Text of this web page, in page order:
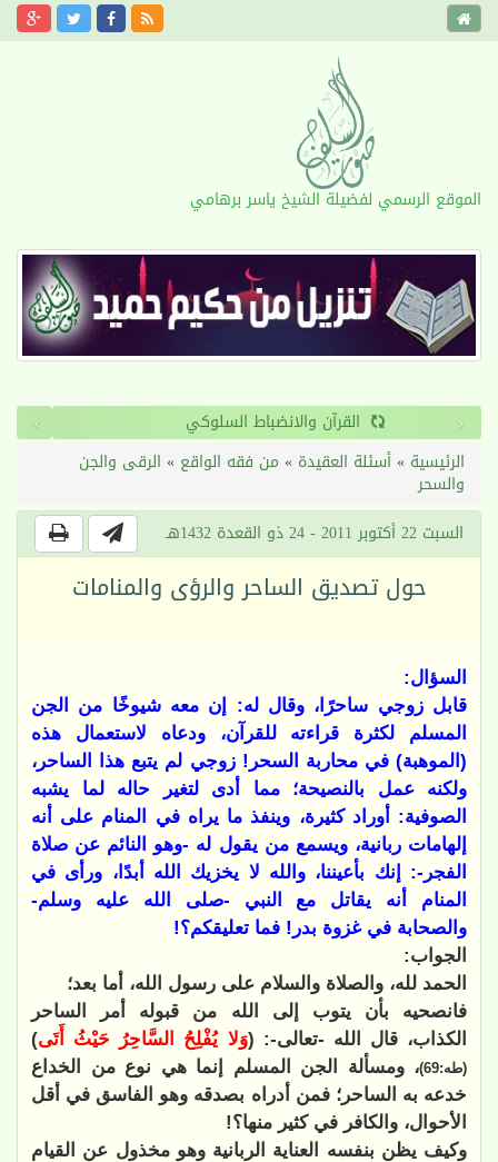
الموقع الرسمي لفضيلة الشيخ ياسر برهامي
القرآن والانضباط السلوكي ‹
›
الرئيسية »أسئلة العقيدة » من فقه الواقع » الرقى والجن
والسحر
السبت 22 أكتوبر 2011 - 24 ذو القعدة 1432هـ
حول تصديق الساحر والرؤى والمنامات
السؤال:
قابل زوجي ساحرًا، وقال له: إن معه شيوخًا من الجن
المسلم لكثرة قراءته للقرآن، ودعاه لاستعمال هذه
(الموهبة) في محاربة السحر! زوجي لم يتبع هذا الساحر،
ولكنه عمل بالنصيحة؛ مما أدى لتغير حاله لما يشبه
الصوفية: أوراد كثيرة، وينفذ ما يراه في المنام على أنه
إلهامات ربانية، ويسمع من يقول له -وهو النائم عن صلاة
الفجر-: إنك بأعيننا، والله لا يخزيك الله أبدًا، ورأى في
المنام أنه يقاتل مع النبي -صلى الله عليه وسلم-
والصحابة في غزوة بدر! فما تعليقكم؟!
الجواب:
الحمد لله، والصلاة والسلام على رسول الله، أما بعد؛
فانصحيه بأن يتوب إلى الله من قبوله أمر الساحر
الكذاب، قال الله -تعالى-: (وَلا يُفْلِحُ السَّاحِرُ حَيْثُ أَتَى)
(طه:69)
، ومسألة الجن المسلم إنما هي نوع من الخداع
خدعه به الساحر؛ فمن أدراه بصدقه وهو الفاسق في أقل
الأحوال، والكافر في كثير منها؟!
وكيف يظن بنفسه العناية الربانية وهو مخذول عن القيام